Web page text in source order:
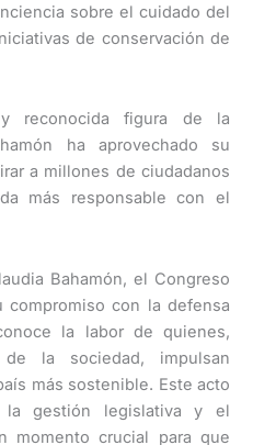
sobre el cuidado del
de conservación de
reconocida figura de la
ha aprovechado su
a millones de ciudadanos
más responsable con el
Bahamón, el Congreso
compromiso con la defensa
la labor de quienes,
la sociedad, impulsan
más sostenible. Este acto
gestión legislativa y el
momento crucial para que